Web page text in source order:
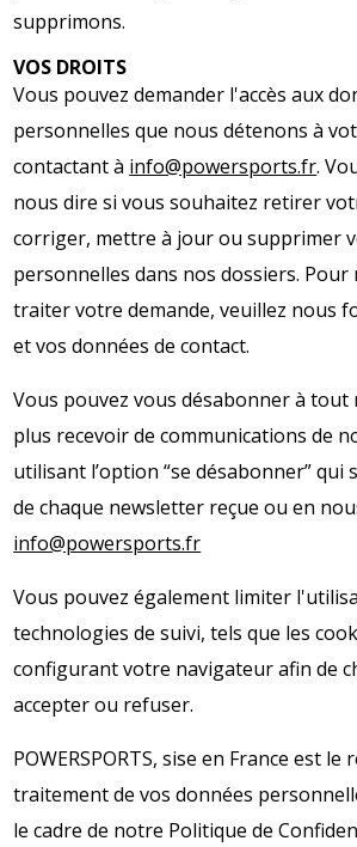
supprimons.
VOS DROITS
Vous pouvez demander l'accès aux
personnelles que nous détenons à
contactant à info@powersports.fr.
nous dire si vous souhaitez retirer
corriger, mettre à jour ou supprimer
personnelles dans nos dossiers. Pour
traiter votre demande, veuillez nous
et vos données de contact.
Vous pouvez vous désabonner à
plus recevoir de communications de
utilisant l’option “se désabonner” qui
de chaque newsletter reçue ou en
info@powersports.fr
Vous pouvez également limiter
technologies de suivi, tels que les
configurant votre navigateur afin de
accepter ou refuser.
POWERSPORTS, sise en France est
traitement de vos données
le cadre de notre Politique de